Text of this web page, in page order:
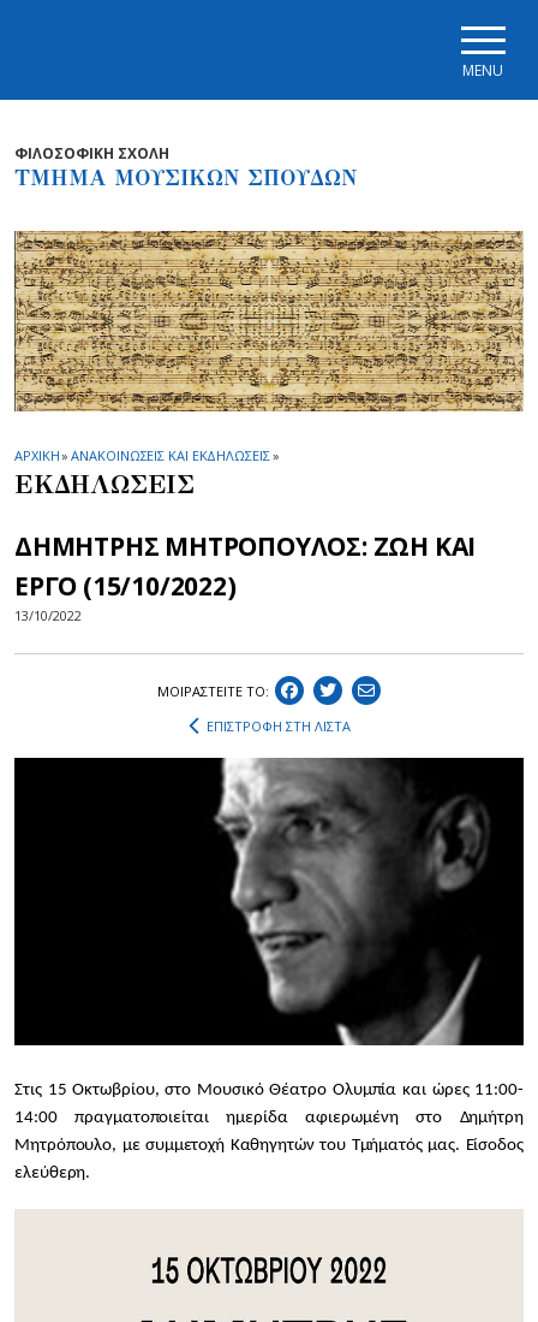
MENU
ΦΙΛΟΣΟΦΙΚΗ ΣΧΟΛΗ
ΤΜΗΜΑ ΜΟΥΣΙΚΩΝ ΣΠΟΥΔΩΝ
ΑΡΧΙΚΗ» ΑΝΑΚΟΙΝΩΣΕΙΣ ΚΑΙ ΕΚΔΗΛΩΣΕΙΣ»
ΕΚΔΗΛΩΣΕΙΣ
ΔΗΜΗΤΡΗΣ ΜΗΤΡΟΠΟΥΛΟΣ: ΖΩΗ ΚΑΙ
ΕΡΓΟ (15/10/2022)
13/10/2022
ΜΟΙΡΑΣΤEIΤΕ ΤΟ:
ΕΠΙΣΤΡΟΦΗ ΣΤΗ ΛΙΣΤΑ
Στις 15 Οκτωβρίου, στο Μουσικό Θέατρο Ολυμπία και ώρες 11:00-
14:00 πραγματοποιείται ημερίδα αφιερωμένη στο Δημήτρη
Μητρόπουλο, με συμμετοχή Καθηγητών του Τμήματός μας. Είσοδος
ελεύθερη.